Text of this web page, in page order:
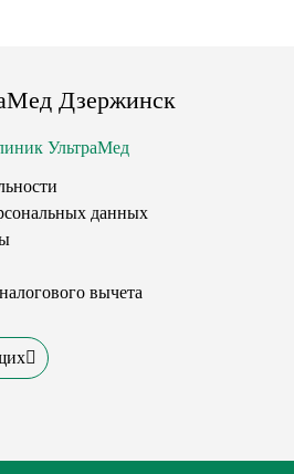
УльтраМед
данных
вычета